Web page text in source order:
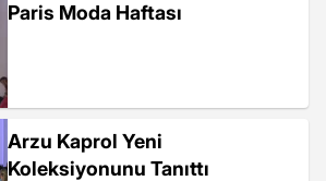
Paris Moda Haftası
Arzu Kaprol Yeni
Koleksiyonunu Tanıttı